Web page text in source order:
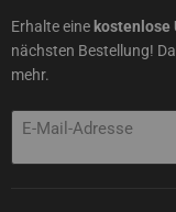
Erhalte eine kostenlose
nächsten Bestellung!
mehr.
E-Mail-Adresse